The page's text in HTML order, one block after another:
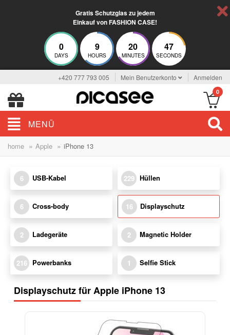
Gratis Schutzglas zu jedem
Einkauf von FASHION CASE!
0
DAYS
9
HOURS
20
MINUTES
46
SECONDS
+420 777 793 005 Mein Benutzerkonto Anmelden
0
MENÜ
home » Apple » iPhone 13
6 USB-Kabel 229 Hüllen
6 Cross-body 16 Displayschutz
2 Ladegeräte 2 Magnetic Holder
216 Powerbanks 1 Selfie Stick
Displayschutz für Apple iPhone 13